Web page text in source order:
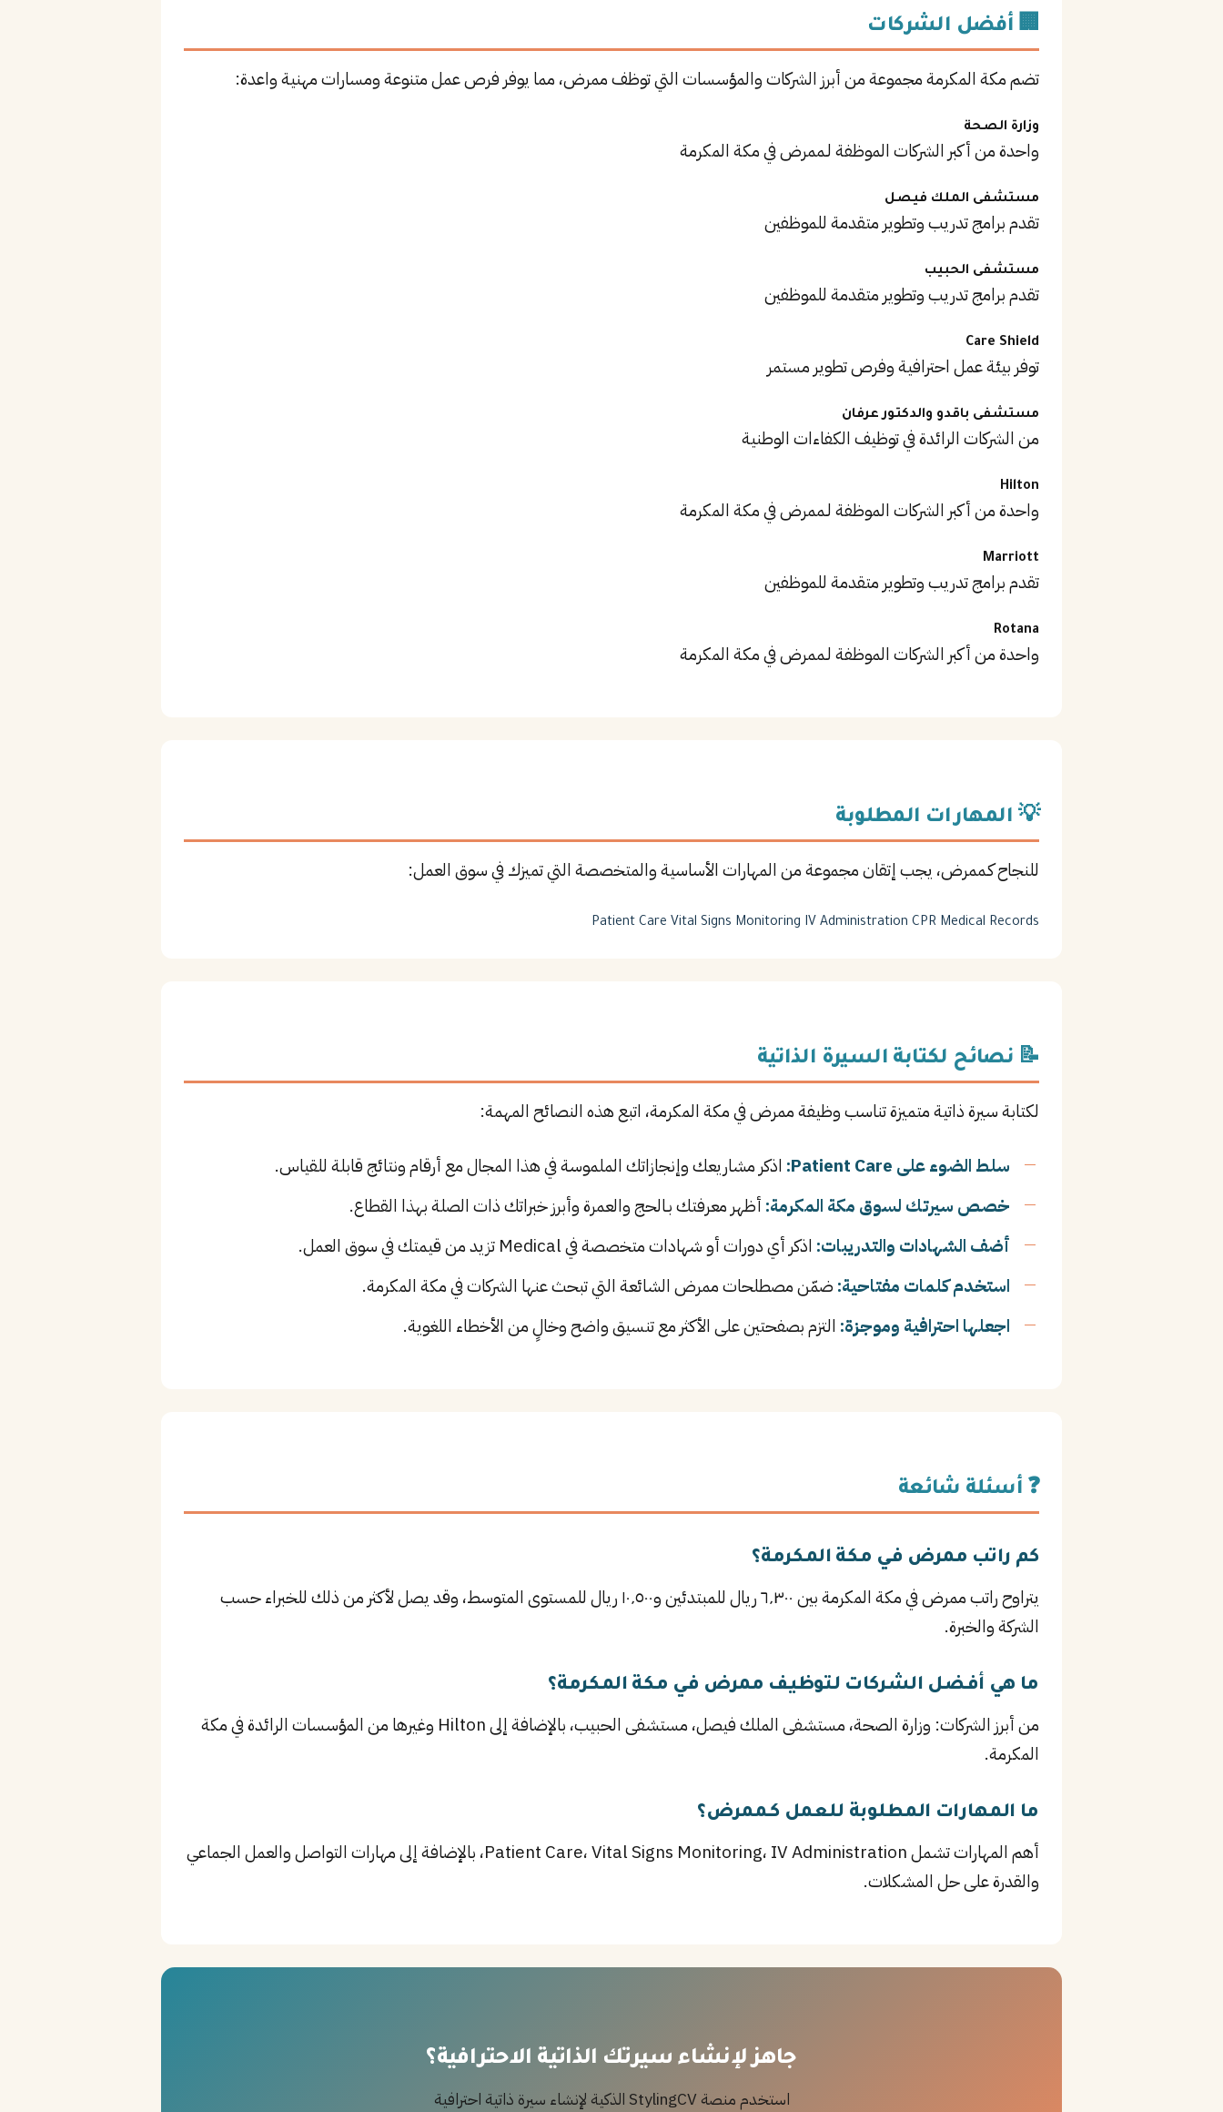
🏢 أفضل الشركات
تضم مكة المكرمة مجموعة من أبرز الشركات والمؤسسات التي توظف ممرض، مما يوفر فرص عمل متنوعة ومسارات مهنية واعدة:
وزارة الصحة
واحدة من أكبر الشركات الموظفة لـممرض في مكة المكرمة
مستشفى الملك فيصل
تقدم برامج تدريب وتطوير متقدمة للموظفين
مستشفى الحبيب
تقدم برامج تدريب وتطوير متقدمة للموظفين
Care Shield
توفر بيئة عمل احترافية وفرص تطوير مستمر
مستشفى باقدو والدكتور عرفان
من الشركات الرائدة في توظيف الكفاءات الوطنية
Hilton
واحدة من أكبر الشركات الموظفة لـممرض في مكة المكرمة
Marriott
تقدم برامج تدريب وتطوير متقدمة للموظفين
Rotana
واحدة من أكبر الشركات الموظفة لـممرض في مكة المكرمة
💡 المهارات المطلوبة
للنجاح كـممرض، يجب إتقان مجموعة من المهارات الأساسية والمتخصصة التي تميزك في سوق العمل:
Patient Care Vital Signs Monitoring IV Administration CPR Medical Records
📝 نصائح لكتابة السيرة الذاتية
لكتابة سيرة ذاتية متميزة تناسب وظيفة ممرض في مكة المكرمة، اتبع هذه النصائح المهمة:
سلط الضوء على Patient Care:
اذكر مشاريعك وإنجازاتك الملموسة في هذا المجال مع أرقام ونتائج قابلة للقياس.
خصص سيرتك لسوق مكة المكرمة: أظهر معرفتك بـالحج والعمرة وأبرز خبراتك ذات الصلة بهذا القطاع.
أضف الشهادات والتدريبات: اذكر أي دورات أو شهادات متخصصة في Medical تزيد من قيمتك في سوق العمل.
استخدم كلمات مفتاحية: ضمّن مصطلحات ممرض الشائعة التي تبحث عنها الشركات في مكة المكرمة.
اجعلها احترافية وموجزة: التزم بصفحتين على الأكثر مع تنسيق واضح وخالٍ من الأخطاء اللغوية.
❓ أسئلة شائعة
كم راتب ممرض في مكة المكرمة؟
يتراوح راتب ممرض في مكة المكرمة بين ٦٬٣٠٠ ريال للمبتدئين و١٠٬٥٠٠ ريال للمستوى المتوسط، وقد يصل لأكثر من ذلك للخبراء حسب
الشركة والخبرة.
ما هي أفضل الشركات لتوظيف ممرض في مكة المكرمة؟
من أبرز الشركات: وزارة الصحة، مستشفى الملك فيصل، مستشفى الحبيب، بالإضافة إلى Hilton وغيرها من المؤسسات الرائدة في مكة
المكرمة.
ما المهارات المطلوبة للعمل كـممرض؟
أهم المهارات تشمل Patient Care، Vital Signs Monitoring، IV Administration، بالإضافة إلى مهارات التواصل والعمل الجماعي
والقدرة على حل المشكلات.
جاهز لإنشاء سيرتك الذاتية الاحترافية؟
استخدم منصة StylingCV الذكية لإنشاء سيرة ذاتية احترافية